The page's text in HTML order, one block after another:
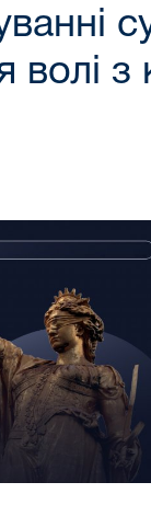
волі з